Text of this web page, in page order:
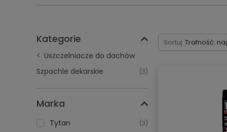
Kategorie
Uszczelniacze do dachów
Szpachle dekarskie
(3)
Marka
Tytan (3)
Sortuj Trafność: